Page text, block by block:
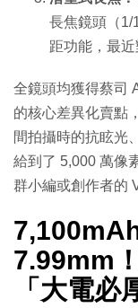
長焦鏡頭（1/
距功能，最近
全鏡頭均獲得蔡司
的核心差異化賣點
間拍攝時的抗眩光
給到了 5,000 萬像
群小編或創作者的
7.99mm
「大電必